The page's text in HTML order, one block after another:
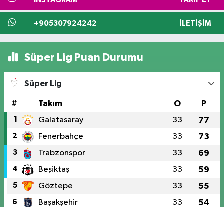
+905307924242 İLETIŞIM
Süper Lig Puan Durumu
Süper Lig
# Takım O P
1 Galatasaray 33 77
2 Fenerbahçe 33 73
3 Trabzonspor 33 69
4 Beşiktaş 33 59
5 Göztepe 33 55
6 Başakşehir 33 54